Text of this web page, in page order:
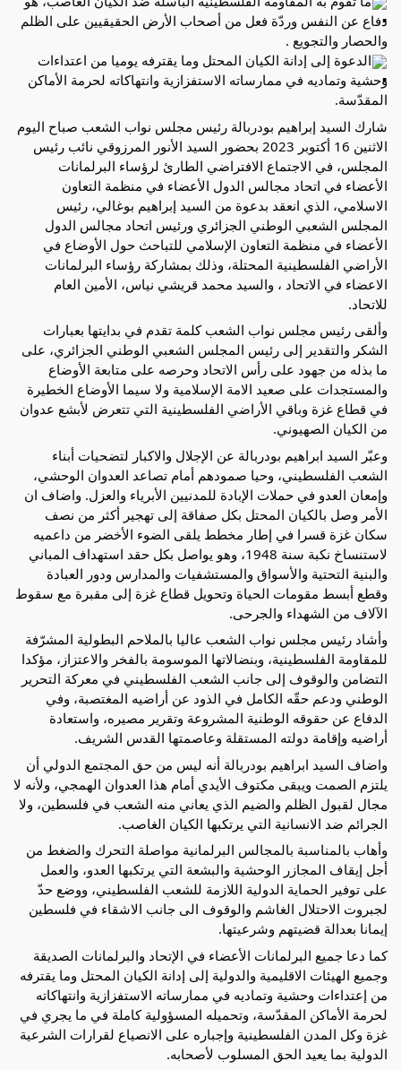
دفاع عن النفس وردّة فعل من أصحاب الأرض الحقيقيين على الظلم
والحصار والتجويع .
الدعوة إلى إدانة الكيان المحتل وما يقترفه يوميا من اعتداءات
وحشية وتماديه في ممارساته الاستفزازية وانتهاكاته لحرمة الأماكن
المقدّسة.
شارك السيد إبراهيم بودربالة رئيس مجلس نواب الشعب صباح اليوم
الاثنين 16 أكتوبر 2023 بحضور السيد الأنور المرزوقي نائب رئيس
المجلس، في الاجتماع الافتراضي الطارئ لرؤساء البرلمانات
الأعضاء في اتحاد مجالس الدول الأعضاء في منظمة التعاون
الاسلامي، الذي انعقد بدعوة من السيد إبراهيم بوغالي، رئيس
المجلس الشعبي الوطني الجزائري ورئيس اتحاد مجالس الدول
الأعضاء في منظمة التعاون الإسلامي للتباحث حول الأوضاع في
الأراضي الفلسطينية المحتلة، وذلك بمشاركة رؤساء البرلمانات
الاعضاء في الاتحاد ، والسيد محمد قريشي نياس، الأمين العام
للاتحاد.
وألقى رئيس مجلس نواب الشعب كلمة تقدم في بدايتها بعبارات
الشكر والتقدير إلى رئيس المجلس الشعبي الوطني الجزائري، على
ما بذله من جهود على رأس الاتحاد وحرصه على متابعة الأوضاع
والمستجدات على صعيد الامة الإسلامية ولا سيما الأوضاع الخطيرة
في قطاع غزة وباقي الأراضي الفلسطينية التي تتعرض لأبشع عدوان
من الكيان الصهيوني.
وعبّر السيد ابراهيم بودربالة عن الإجلال والاكبار لتضحيات أبناء
الشعب الفلسطيني، وحيا صمودهم أمام تصاعد العدوان الوحشي،
وإمعان العدو في حملات الإبادة للمدنيين الأبرياء والعزل. واضاف ان
الأمر وصل بالكيان المحتل بكل صفاقة إلى تهجير أكثر من نصف
سكان غزة قسرا في إطار مخطط يلقى الضوء الأخضر من داعميه
لاستنساخ نكبة سنة 1948، وهو يواصل بكل حقد استهداف المباني
والبنية التحتية والأسواق والمستشفيات والمدارس ودور العبادة
وقطع أبسط مقومات الحياة وتحويل قطاع غزة إلى مقبرة مع سقوط
الآلاف من الشهداء والجرحى.
وأشاد رئيس مجلس نواب الشعب عاليا بالملاحم البطولية المشرّفة
للمقاومة الفلسطينية، وبنضالاتها الموسومة بالفخر والاعتزاز، مؤكدا
التضامن والوقوف إلى جانب الشعب الفلسطيني في معركة التحرير
الوطني ودعم حقّه الكامل في الذود عن أراضيه المغتصبة، وفي
الدفاع عن حقوقه الوطنية المشروعة وتقرير مصيره، واستعادة
أراضيه وإقامة دولته المستقلة وعاصمتها القدس الشريف.
واضاف السيد ابراهيم بودربالة أنه ليس من حق المجتمع الدولي أن
يلتزم الصمت ويبقى مكتوف الأيدي أمام هذا العدوان الهمجي، ولأنه لا
مجال لقبول الظلم والضيم الذي يعاني منه الشعب في فلسطين، ولا
الجرائم ضد الانسانية التي يرتكبها الكيان الغاصب.
وأهاب بالمناسبة بالمجالس البرلمانية مواصلة التحرك والضغط من
أجل إيقاف المجازر الوحشية والبشعة التي يرتكبها العدو، والعمل
على توفير الحماية الدولية اللازمة للشعب الفلسطيني، ووضع حدّ
لجبروت الاحتلال الغاشم والوقوف الى جانب الاشقاء في فلسطين
إيمانا بعدالة قضيتهم وشرعيتها.
كما دعا جميع البرلمانات الأعضاء في الإتحاد والبرلمانات الصديقة
وجميع الهيئات الاقليمية والدولية إلى إدانة الكيان المحتل وما يقترفه
من إعتداءات وحشية وتماديه في ممارساته الاستفزازية وانتهاكاته
لحرمة الأماكن المقدّسة، وتحميله المسؤولية كاملة في ما يجري في
غزة وكل المدن الفلسطينية وإجباره على الانصياع لقرارات الشرعية
الدولية بما يعيد الحق المسلوب لأصحابه.